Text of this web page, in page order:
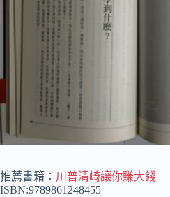
推薦書籍： 川普清崎讓你賺大錢
ISBN:9789861248455